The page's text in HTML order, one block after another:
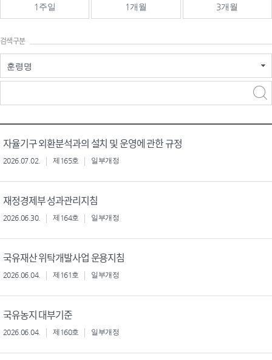
일
선
선
1주일 1개월 3개월
검색구분
훈령명
자율기구 외환분석과의 설치 및 운영에 관한 규정
2026.07.02. 제165호 일부개정
재정경제부 성과관리지침
2026.06.30. 제164호 일부개정
국유재산 위탁개발사업 운용지침
2026.06.04. 제161호 일부개정
국유농지 대부기준
2026.06.04. 제160호 일부개정